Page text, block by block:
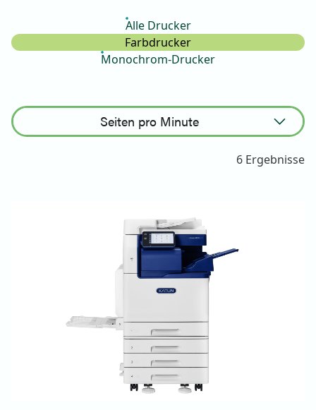
Alle Drucker
Farbdrucker
Monochrom-Drucker
Seiten pro Minute
6 Ergebnisse